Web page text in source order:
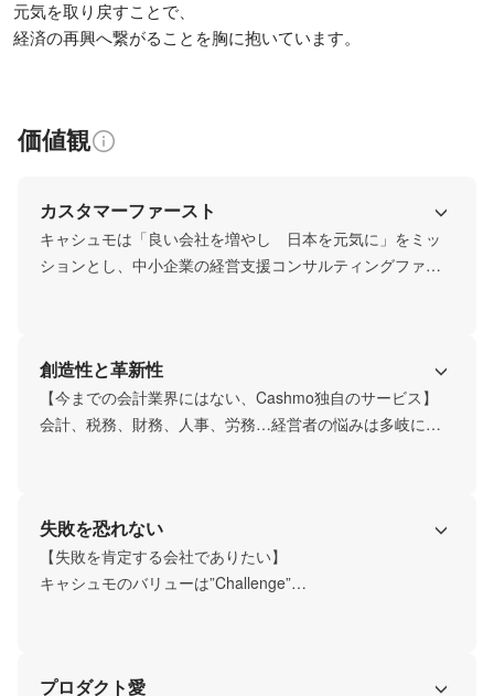
元気を取り戻すことで、
経済の再興へ繋がることを胸に抱いています。
価値観
カスタマーファースト
キャシュモは「良い会社を増やし　日本を元気に」をミッ
ションとし、中小企業の経営支援コンサルティングファー
(1)自社独自のサービスや商品を提供し、社会貢献している
こと
(2)社員を活かし、幸せにすること
人手不足による生産性の低下や、黒字倒産の増加を、経営
者の右腕として包括的に支援し、日本一求められるコンサ
創造性と革新性
【今までの会計業界にはない、Cashmo独自のサービス】
会計、税務、財務、人事、労務…経営者の悩みは多岐にわ
失敗を恐れない
【失敗を肯定する会社でありたい】
キャシュモのバリューは”Challenge”
既存の概念にとらわれず、常に新しいことに取り組み、サ
プロダクト愛